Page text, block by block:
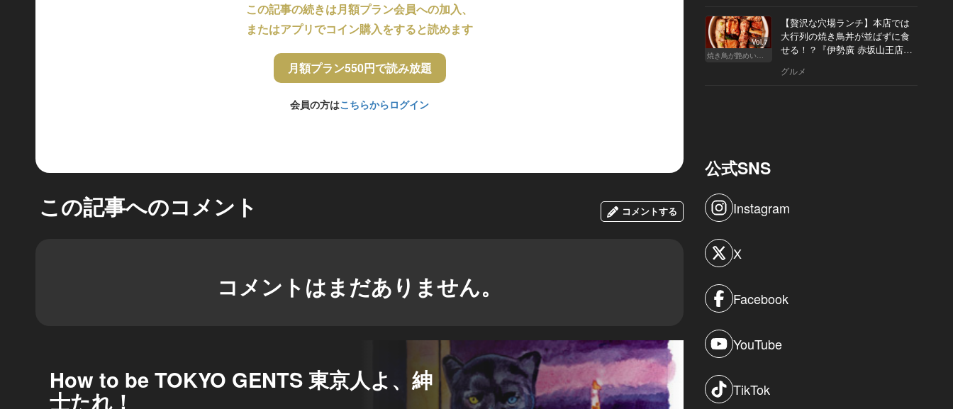
この記事の続きは月額プラン会員への加入、
またはアプリでコイン購入をすると読めます
月額プラン550円で読み放題
会員の方はこちらからログイン
この記事へのコメント コメントする
コメントはまだありません。
How to be TOKYO GENTS 東京人よ、紳
士たれ！
Vol.7
焼き鳥が艶めいてきた
【贅沢な穴場ランチ】本店では
大行列の焼き鳥丼が並ばずに食
せる！？『伊勢廣 赤坂山王店』
グルメ
公式SNS
Instagram
X
Facebook
YouTube
TikTok